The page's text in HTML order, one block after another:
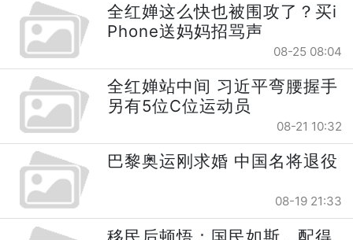
全红婵这么快也被围攻了？买i
Phone送妈妈招骂声
08-25 08:04
全红婵站中间 习近平弯腰握手
另有5位C位运动员
08-21 10:32
巴黎奥运刚求婚 中国名将退役
08-19 21:33